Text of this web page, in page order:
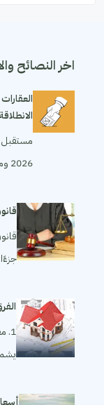
اخر النصائح
مستقبل
2026 وما بعده…
1.